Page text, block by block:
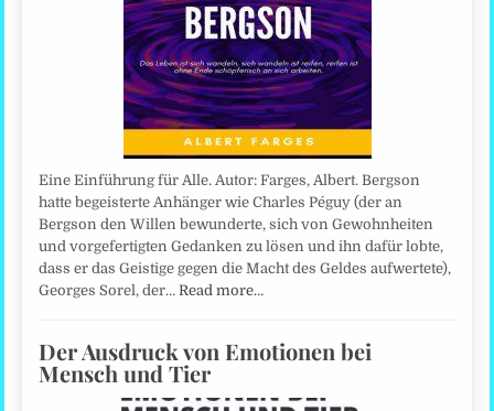
Eine Einführung für Alle. Autor: Farges, Albert. Bergson
hatte begeisterte Anhänger wie Charles Péguy (der an
Bergson den Willen bewunderte, sich von Gewohnheiten
und vorgefertigten Gedanken zu lösen und ihn dafür lobte,
dass er das Geistige gegen die Macht des Geldes aufwertete),
Georges Sorel, der…Read more…
Der Ausdruck von Emotionen bei
Mensch und Tier